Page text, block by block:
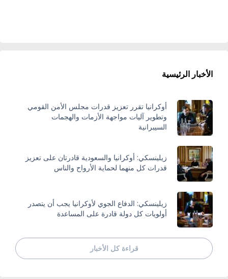
الأخبار الرئيسية
أوكرانيا تقرر تعزيز قدرات مجلس الأمن القومي
وتطوير آليات مواجهة الأزمات والهجمات
السيبرانية
زيلينسكي: أوكرانيا والسعودية قادرتان على تعزيز
قدرات كل منهما لحماية الأرواح والناس
زيلينسكي: الدفاع الجوي لأوكرانيا يجب أن يتصدر
أولويات كل دولة قادرة على المساعدة
قراءة كل الأخبار